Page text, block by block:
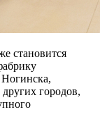
становится
городов,